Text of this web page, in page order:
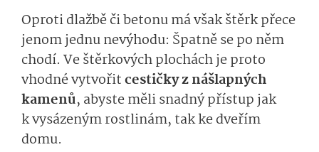
Oproti dlažbě či betonu má však štěrk přece
jenom jednu nevýhodu: Špatně se po něm
chodí. Ve štěrkových plochách je proto
vhodné vytvořitcestičky z nášlapných
kamenů, abyste měli snadný přístup jak
k vysázeným rostlinám, tak ke dveřím
domu.